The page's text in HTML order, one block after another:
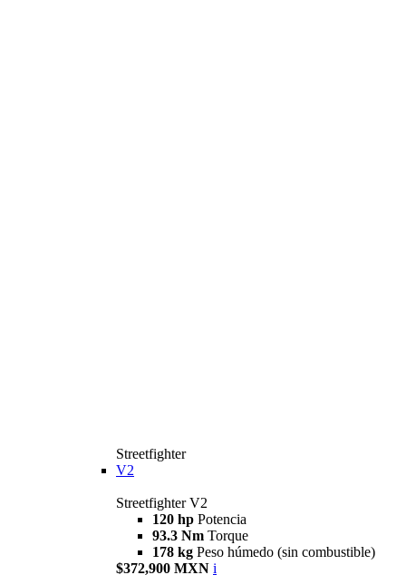
Streetfighter
V2
Streetfighter V2
120 hp Potencia
93.3 Nm Torque
178 kg Peso húmedo (sin combustible)
$372,900 MXN i